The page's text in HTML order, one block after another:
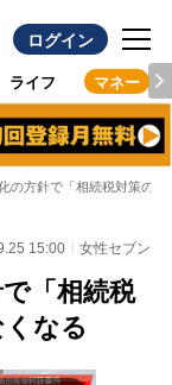
ログイン
ライフ マネー
の方針で「相続税対策の
15:00 女性セブン
「相続税
なる